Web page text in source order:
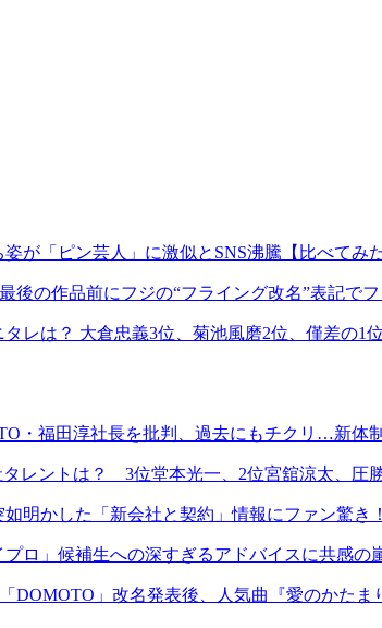
が「ピン芸人」に激似とSNS沸騰【比べてみた
後の作品前にフジの“フライング改名”表記で
レは？ 大倉忠義3位、菊池風磨2位、僅差の1
・福田淳社長を批判、過去にもチクリ…新体
レントは？ 3位堂本光一、2位宮舘涼太、圧
如明かした「新会社と契約」情報にファン驚
ロ」候補生への深すぎるアドバイスに共感の
DOMOTO」改名発表後、人気曲『愛のかた